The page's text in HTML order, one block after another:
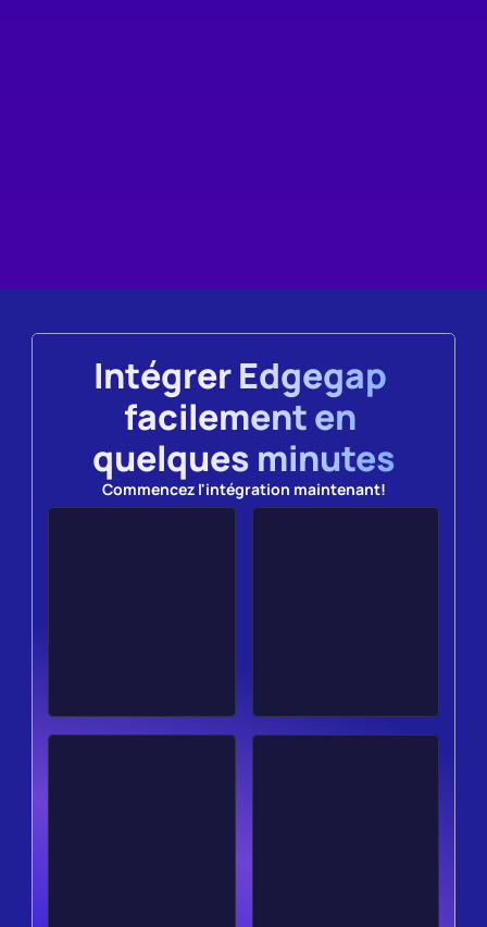
Intégrer Edgegap
facilement en
quelques minutes
Commencez l'intégration maintenant!